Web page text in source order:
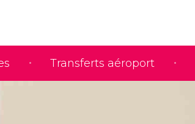
Transferts aéroport